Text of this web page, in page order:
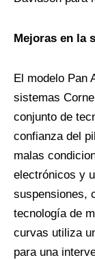
Mejoras en la
El modelo Pan
sistemas
conjunto de
confianza del
malas
electrónicos y
suspensiones,
tecnología de
curvas utiliza
para una